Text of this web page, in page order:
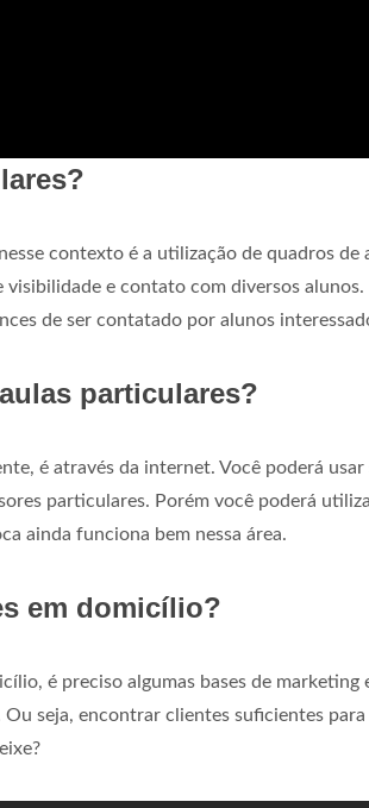
contexto é a utilização de quadros de
e contato com diversos
de ser contatado por alunos
particulares?
é através da internet. Você poderá usar
particulares. Porém você poderá
ainda funciona bem nessa área.
em domicílio?
é preciso algumas bases de marketing
seja, encontrar clientes suficientes para